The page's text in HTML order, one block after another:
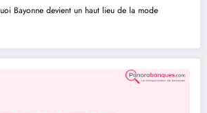
Bayonne devient un haut lieu de la mode